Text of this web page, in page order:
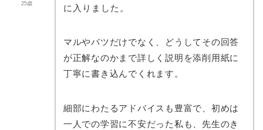
25歳
に入りました。
マルやバツだけでなく、どうしてその回答
が正解なのかまで詳しく説明を添削用紙に
丁寧に書き込んでくれます。
細部にわたるアドバイスも豊富で、初めは
一人での学習に不安だった私も、先生のき